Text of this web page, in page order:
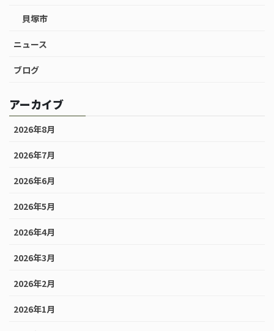
貝塚市
ニュース
ブログ
アーカイブ
2026年8月
2026年7月
2026年6月
2026年5月
2026年4月
2026年3月
2026年2月
2026年1月